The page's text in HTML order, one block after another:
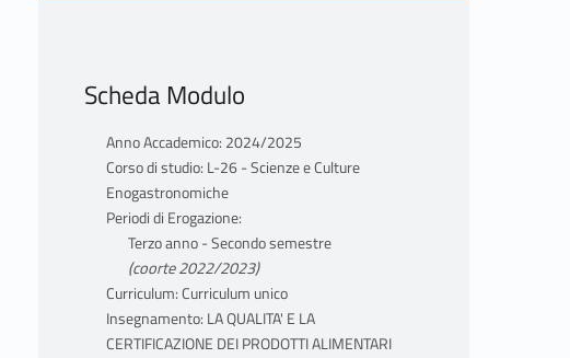
Scheda Modulo
Anno Accademico: 2024/2025
Corso di studio: L-26 - Scienze e Culture
Enogastronomiche
Periodi di Erogazione:
Terzo anno - Secondo semestre
(coorte 2022/2023)
Curriculum: Curriculum unico
Insegnamento: LA QUALITA' E LA
CERTIFICAZIONE DEI PRODOTTI ALIMENTARI